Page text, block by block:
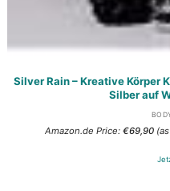
Silver Rain – Kreative Körper
Silber auf
Amazon.de Price: €69,90